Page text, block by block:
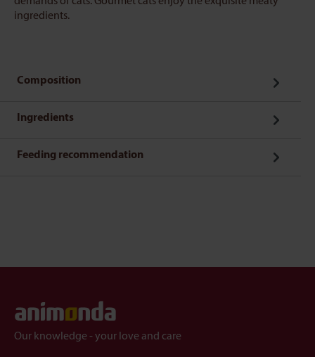
ingredients.
Composition
Ingredients
Feeding recommendation
Our knowledge - your love and care